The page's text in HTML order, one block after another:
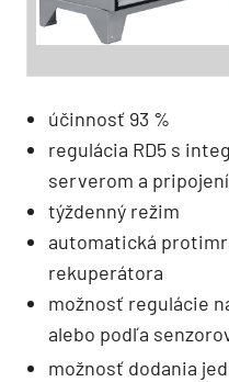
účinnosť 93 %
regulácia RD5 s
serverom a
týždenný režim
automatická
rekuperátora
možnosť regulácie
alebo podľa
možnosť dodania